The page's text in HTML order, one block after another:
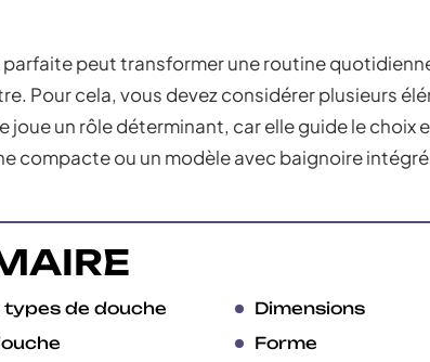
peut transformer une routine
Pour cela, vous devez considérer plusieurs
joue un rôle déterminant, car elle guide le choix
compacte ou un modèle avec baignoire
de douche
Dimensions
Forme